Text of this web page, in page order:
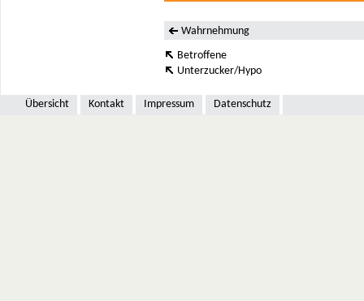
Wahrnehmung
Betroffene
Unterzucker/Hypo
Übersicht Kontakt Impressum Datenschutz